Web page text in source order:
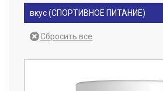
IronFlex
вкус (СПОРТИВНОЕ ПИТАНИЕ)
Мохито - MOHITO